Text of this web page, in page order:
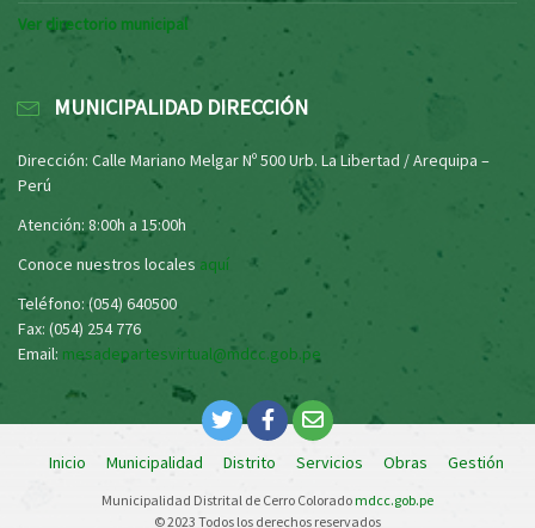
Ver directorio municipal
MUNICIPALIDAD DIRECCIÓN
Dirección: Calle Mariano Melgar Nº 500 Urb. La Libertad / Arequipa –
Perú
Atención: 8:00h a 15:00h
Conoce nuestros locales aquí
Teléfono: (054) 640500
Fax: (054) 254 776
Email: mesadepartesvirtual@mdcc.gob.pe
Inicio Municipalidad Distrito Servicios Obras Gestión
Municipalidad Distrital de Cerro Coloradomdcc.gob.pe
© 2023 Todos los derechos reservados